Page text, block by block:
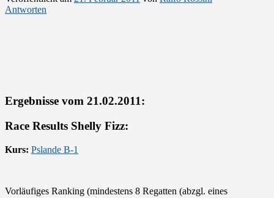
Antworten
Ergebnisse vom 21.02.2011:
Race Results Shelly Fizz:
Kurs: Pslande B-1
Vorläufiges Ranking (mindestens 8 Regatten (abzgl. eines